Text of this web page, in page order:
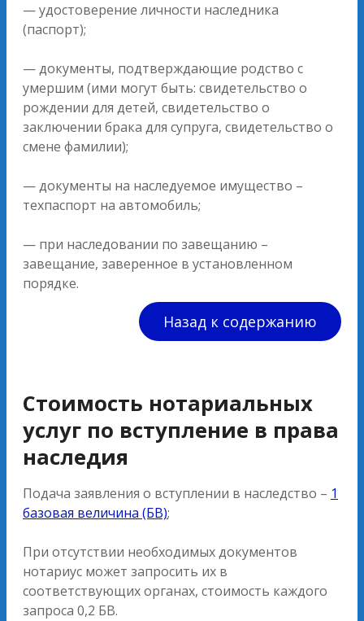
— удостоверение личности наследника
(паспорт);
— документы, подтверждающие родство с
умершим (ими могут быть: свидетельство о
рождении для детей, свидетельство о
заключении брака для супруга, свидетельство о
смене фамилии);
— документы на наследуемое имущество –
техпаспорт на автомобиль;
— при наследовании по завещанию –
завещание, заверенное в установленном
порядке.
Назад к содержанию
Стоимость нотариальных
услуг по вступление в права
наследия
Подача заявления о вступлении в наследство – 1
базовая величина (БВ);
При отсутствии необходимых документов
нотариус может запросить их в
соответствующих органах, стоимость каждого
запроса 0,2 БВ.